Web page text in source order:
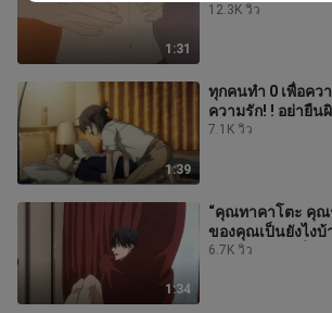
1:31
12.3K วิว
1:39
ทุกคนทำ 0 เพื่อคว
ความรัก! ! อย่ายืน
และรับ! ! ! [คนแปล
7.1K วิว
1:34
“คุณทาคาโตะ คุ
ของคุณเป็นยังไงบ้
อยากกอดมากที่สุด]
6.7K วิว